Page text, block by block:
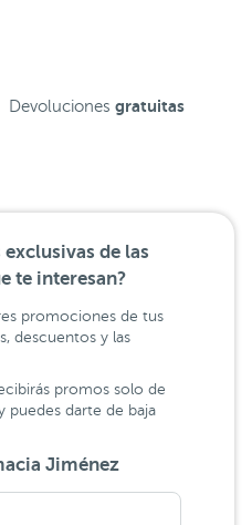
Devoluciones gratuitas
de las
te interesan?
promociones de tus
descuentos y las
promos solo de
puedes darte de baja
Jiménez